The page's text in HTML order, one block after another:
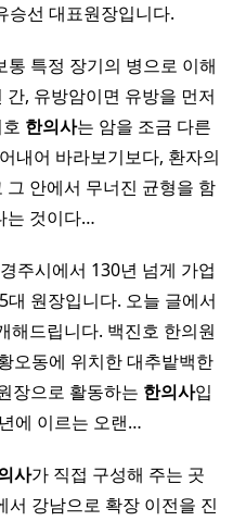
선 대표원장입니다.
통 특정 장기의 병으로 이해
, 유방암이면 유방을 먼저
한의사는 암을 조금 다른
내어 바라보기보다, 환자의
안에서 무너진 균형을 함
는 것이다…
주시에서 130년 넘게 가업
원장입니다. 오늘 글에서
해드립니다. 백진호 한의원
오동에 위치한 대추밭백한
장으로 활동하는 한의사입
에 이르는 오랜…
사가 직접 구성해 주는 곳 ​ ​
서 강남으로 확장 이전을 진